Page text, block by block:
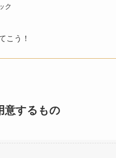
ク
こう！
意するもの